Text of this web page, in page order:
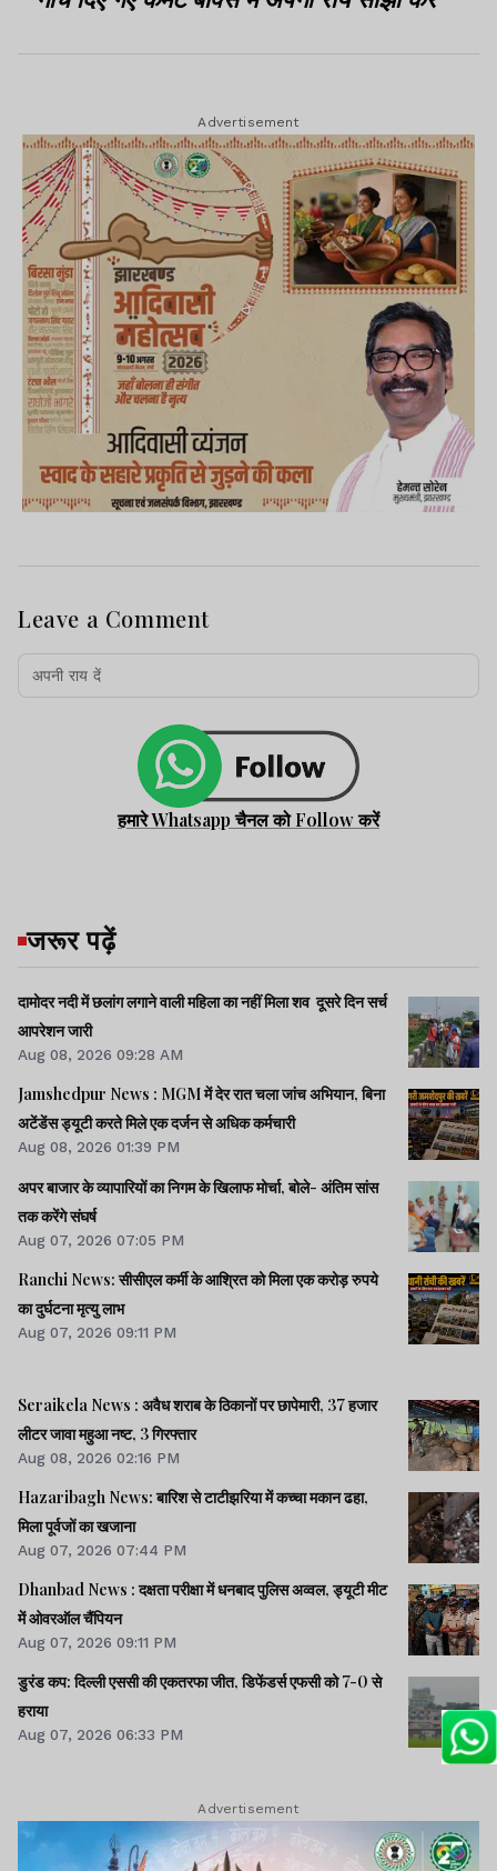
Advertisement
Leave a Comment
हमारे Whatsapp चैनल को Follow करें
जरूर पढ़ें
दामोदर नदी में छलांग लगाने वाली महिला का नहीं मिला शव दूसरे दिन सर्च
आपरेशन जारी
Aug 08, 2026 09:28 AM
Jamshedpur News : MGM में देर रात चला जांच अभियान, बिना
अटेंडेंस ड्यूटी करते मिले एक दर्जन से अधिक कर्मचारी
Aug 08, 2026 01:39 PM
अपर बाजार के व्यापारियों का निगम के खिलाफ मोर्चा, बोले- अंतिम सांस
तक करेंगे संघर्ष
Aug 07, 2026 07:05 PM
Ranchi News: सीसीएल कर्मी के आश्रित को मिला एक करोड़ रुपये
का दुर्घटना मृत्यु लाभ
Aug 07, 2026 09:11 PM
Seraikela News : अवैध शराब के ठिकानों पर छापेमारी, 37 हजार
लीटर जावा महुआ नष्ट, 3 गिरफ्तार
Aug 08, 2026 02:16 PM
Hazaribagh News: बारिश से टाटीझरिया में कच्चा मकान ढहा,
मिला पूर्वजों का खजाना
Aug 07, 2026 07:44 PM
Dhanbad News : दक्षता परीक्षा में धनबाद पुलिस अव्वल, ड्यूटी मीट
में ओवरऑल चैंपियन
Aug 07, 2026 09:11 PM
डुरंड कप: दिल्ली एससी की एकतरफा जीत, डिफेंडर्स एफसी को 7-0 से
हराया
Aug 07, 2026 06:33 PM
Advertisement